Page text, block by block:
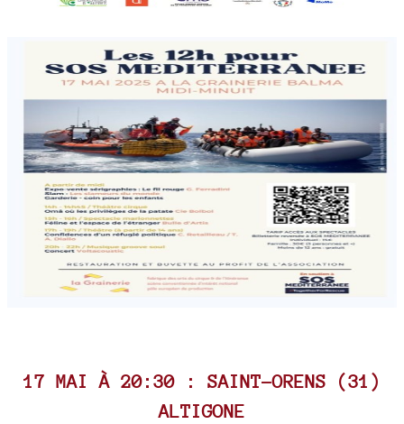
17 MAI À 20:30 : SAINT-ORENS (31)
ALTIGONE